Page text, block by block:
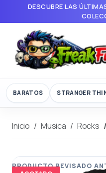
DESCUBRE LAS
BARATOS STRANGER
Inicio Musica Rocks